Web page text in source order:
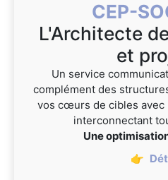
CEP-
L'Architecte
et
Un service
complément des
vos cœurs de cibles avec
interconnectant
Une
👉